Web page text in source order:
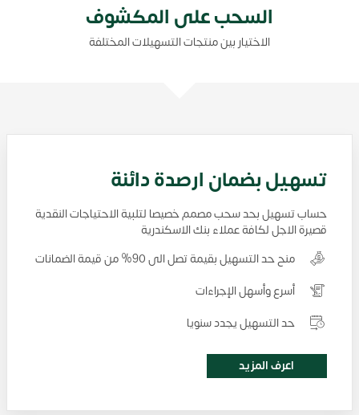
السحب على المكشوف
الاختيار بين منتجات التسهيلات المختلفة
تسهيل بضمان ارصدة دائنة
حساب تسهيل بحد سحب مصمم خصيصا لتلبية الاحتياجات النقدية
قصيرة الاجل لكافة عملاء بنك الاسكندرية
منح حد التسهيل بقيمة تصل الى 90% من قيمة الضمانات
أسرع وأسهل الإجراءات
حد التسهيل يجدد سنويا
اعرف المزيد